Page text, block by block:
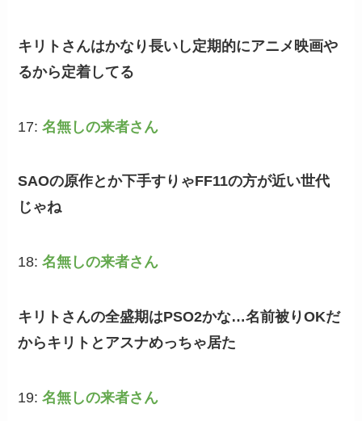
キリトさんはかなり長いし定期的にアニメ映画や
るから定着してる
17:名無しの来者さん
SAOの原作とか下手すりゃFF11の方が近い世代
じゃね
18:名無しの来者さん
キリトさんの全盛期はPSO2かな…名前被りOKだ
からキリトとアスナめっちゃ居た
19:名無しの来者さん